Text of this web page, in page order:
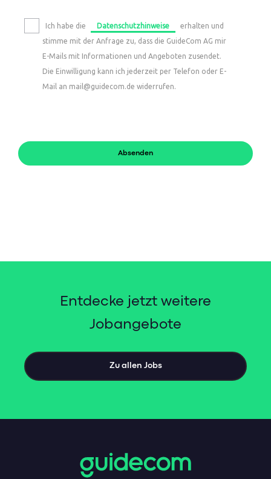
Ich habe die Datenschutzhinweise
erhalten und
stimme mit der Anfrage zu, dass die GuideCom AG mir
E-Mails mit Informationen und Angeboten zusendet.
Die Einwilligung kann ich jederzeit per Telefon oder E-
Mail an mail@guidecom.de widerrufen.
Absenden
Entdecke jetzt weitere
Jobangebote
Zu allen Jobs